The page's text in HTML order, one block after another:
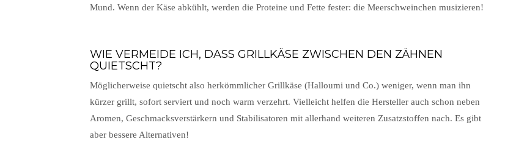
Mund. Wenn der Käse abkühlt, werden die Proteine und Fette fester: die Meerschweinchen musizieren!
WIE VERMEIDE ICH, DASS GRILLKÄSE ZWISCHEN DEN ZÄHNEN
QUIETSCHT?
Möglicherweise quietscht also herkömmlicher Grillkäse (Halloumi und Co.) weniger, wenn man ihn
kürzer grillt, sofort serviert und noch warm verzehrt. Vielleicht helfen die Hersteller auch schon neben
Aromen, Geschmacksverstärkern und Stabilisatoren mit allerhand weiteren Zusatzstoffen nach. Es gibt
aber bessere Alternativen!